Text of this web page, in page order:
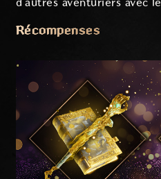
Récompenses